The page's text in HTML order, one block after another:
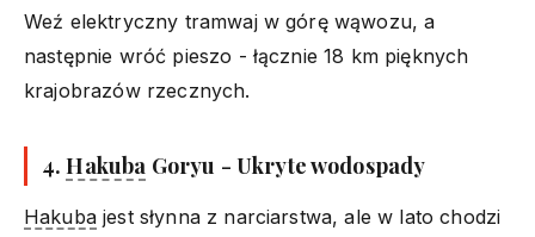
Weź elektryczny tramwaj w górę wąwozu, a
następnie wróć pieszo - łącznie 18 km pięknych
krajobrazów rzecznych.
4.Hakuba Goryu - Ukryte wodospady
Hakubajest słynna z narciarstwa, ale w lato chodzi